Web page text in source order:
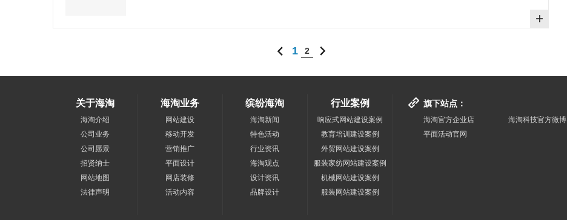
1 2
关于海淘
海淘介绍
公司业务
公司愿景
招贤纳士
网站地图
法律声明
海淘业务
网站建设
移动开发
营销推广
平面设计
网店装修
活动内容
缤纷海淘
海淘新闻
特色活动
行业资讯
海淘观点
设计资讯
品牌设计
行业案例
响应式网站建设案例
教育培训建设案例
外贸网站建设案例
服装家纺网站建设案例
机械网站建设案例
服装网站建设案例
旗下站点：
海淘官方企业店
海淘科技官方微博
平面活动官网